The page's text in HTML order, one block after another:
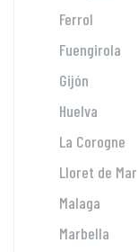
Ferrol
Fuengirola
Gijón
Huelva
La Corogne
Lloret de Mar
Malaga
Marbella